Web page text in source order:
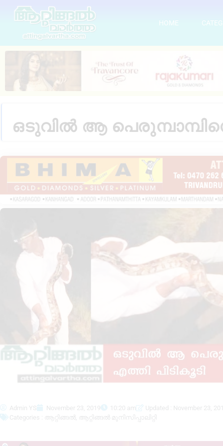
HOME
ഒടുവിൽ ആ
Admin YS November 23, 2019 10:20 am Updated : November 23,
Categories :
ആറ്റിങ്ങൽ ആറ്റിങ്ങൽ മുനിസിപ്പാലിറ്റി